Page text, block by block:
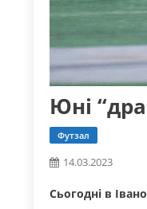
Юні
Футзал
14.03.2023
Сьогодні в